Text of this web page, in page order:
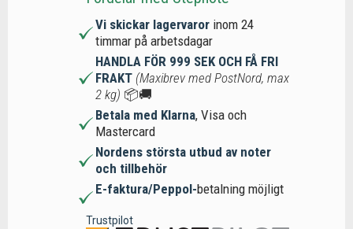
Vi skickar lagervaror inom 24
timmar på arbetsdagar
HANDLA FÖR 999 SEK OCH FÅ FRI
FRAKT (Maxibrev med PostNord, max
2 kg) 📦🚚
Betala med Klarna, Visa och
Mastercard
Nordens största utbud av noter
och tillbehör
E-faktura/Peppol-betalning möjligt
Trustpilot